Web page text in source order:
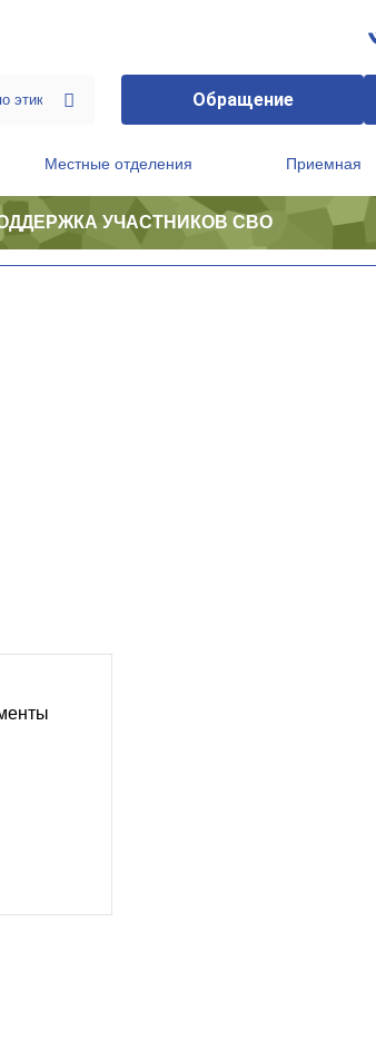
Обращение
Местные отделения Приемная
УЧАСТНИКОВ СВО